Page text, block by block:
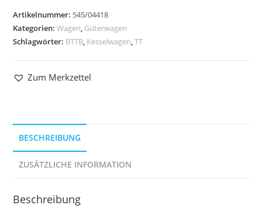
Artikelnummer: 545/04418
Kategorien:Wagen, Güterwagen
Schlagwörter: BTTB, Kesselwagen,TT
Zum Merkzettel
BESCHREIBUNG
ZUSÄTZLICHE INFORMATION
Beschreibung